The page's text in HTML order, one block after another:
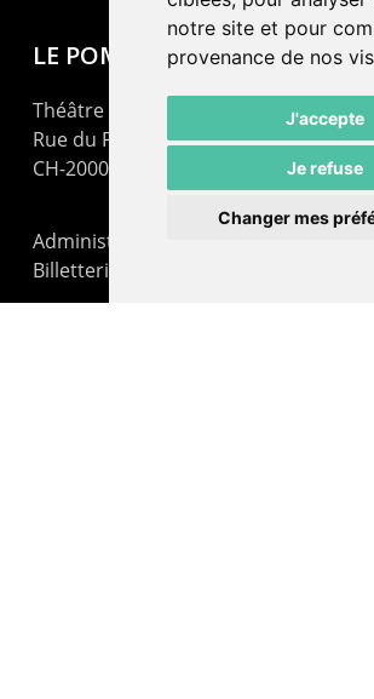
notre site et pour
provenance de nos
J'accepte
Je refuse
Changer mes
LE POMMIER
Théâtre – Centre Culturel Neuchâtelois
Rue du Pommier 9
CH-2000 Neuchâtel
Administration : +41 32 725 03 03
Billetterie : +41 32 725 05 05